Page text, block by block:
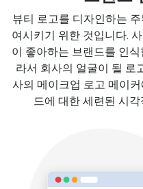
뷰티 로고를 디자인하는
여시키기 위한 것입니다.
이 좋아하는 브랜드를 인
라서 회사의 얼굴이 될 로
사의 메이크업 로고 메이
드에 대한 세련된 시